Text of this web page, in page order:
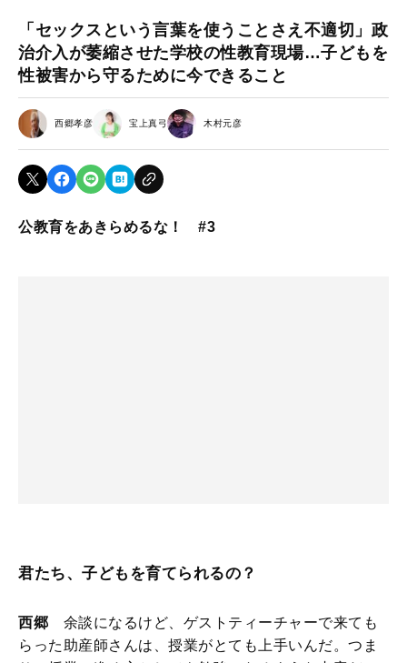
「セックスという言葉を使うことさえ不適切」政
治介入が萎縮させた学校の性教育現場…子どもを
性被害から守るために今できること
西郷孝彦 宝上真弓 木村元彦
公教育をあきらめるな！ #3
君たち、子どもを育てられるの？
西郷 余談になるけど、ゲストティーチャーで来ても
らった助産師さんは、授業がとても上手いんだ。つま